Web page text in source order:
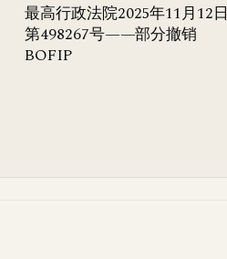
最高行政法院2025年11月12日
第498267号——部分撤销
BOFIP